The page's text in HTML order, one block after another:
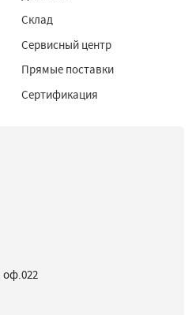
Склад
Сервисный центр
Прямые поставки
Сертификация
оф.022